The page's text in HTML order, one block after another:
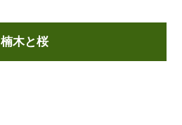
楠木と桜